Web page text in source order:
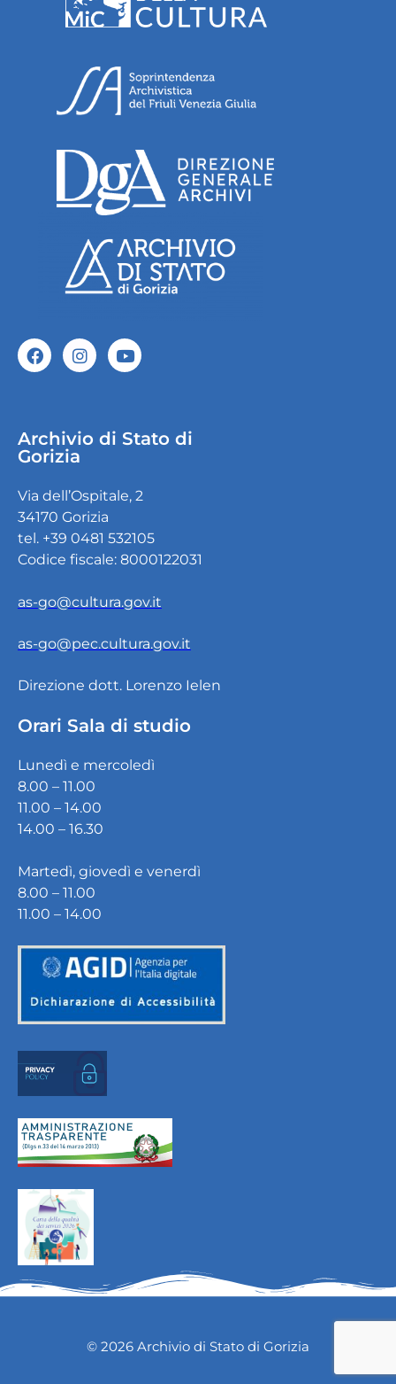
Archivio di Stato di
Gorizia
Via dell’Ospitale, 2
34170 Gorizia
tel. +39 0481 532105
Codice fiscale: 8000122031
as-go@cultura.gov.it
as-go@pec.cultura.gov.it
Direzione dott. Lorenzo Ielen
Orari Sala di studio
Lunedì e mercoledì
8.00 – 11.00
11.00 – 14.00
14.00 – 16.30
Martedì, giovedì e venerdì
8.00 – 11.00
11.00 – 14.00
© 2026 Archivio di Stato di Gorizia